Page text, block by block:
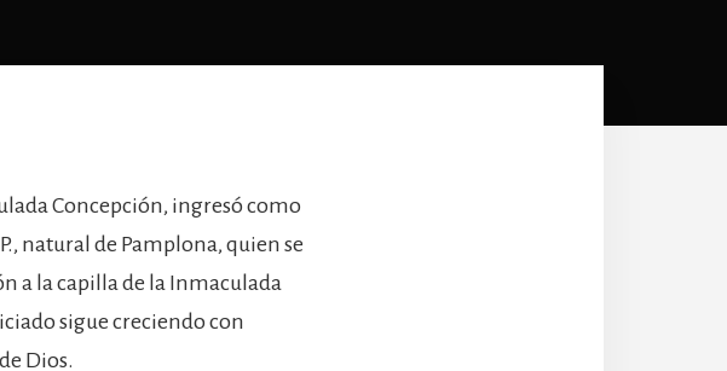
Concepción, ingresó como
natural de Pamplona, quien se
a la capilla de la Inmaculada
sigue creciendo con
Dios.